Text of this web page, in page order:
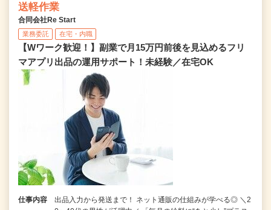
送軽作業
合同会社Re Start
業務委託 在宅・内職
【Wワーク歓迎！】副業で月15万円前後を見込めるフリ
マアプリ出品の運用サポート！未経験／在宅OK
仕事内容
出品入力から発送まで！ ネット通販の仕組みが学べる◎ ＼2